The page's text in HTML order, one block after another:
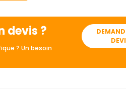
devis ?
? Un besoin